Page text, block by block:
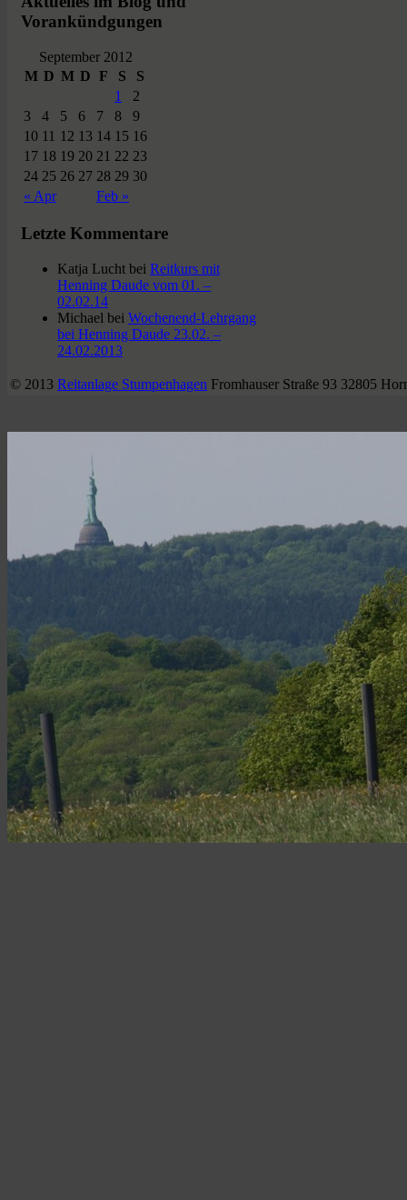
Vorankündgungen
September 2012
M D M D F S S
« Apr Feb »
1
2
3
4 5 6 7 8
9
10 11 12 13 14 15 16
17 18 19 20 21 22 23
24 25 26 27 28 29 30
Letzte Kommentare
Katja Lucht bei Reitkurs mit
Henning Daude vom 01. –
02.02.14
Michael bei Wochenend-Lehrgang
bei Henning Daude 23.02. –
24.02.2013
© 2013 Reitanlage Stumpenhagen Fromhauser Straße 93 32805